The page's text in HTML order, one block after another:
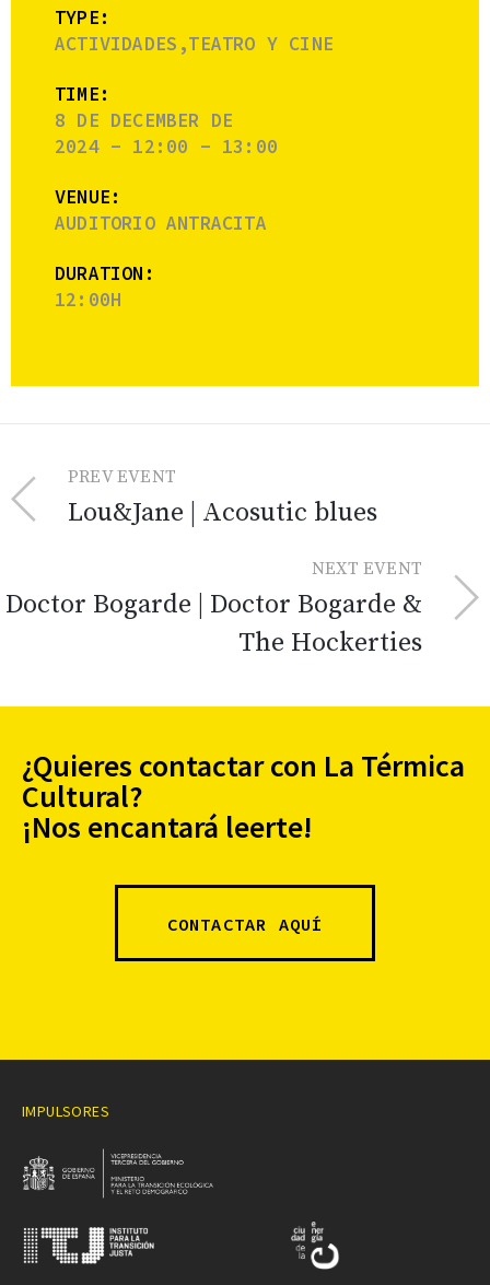
TYPE:
ACTIVIDADES,TEATRO Y CINE
TIME:
8 DE DECEMBER DE
2024 - 12:00 - 13:00
VENUE:
AUDITORIO ANTRACITA
DURATION:
12:00H
PREV EVENT
Lou&Jane | Acosutic blues
NEXT EVENT
Doctor Bogarde | Doctor Bogarde &
The Hockerties
¿Quieres contactar con La Térmica
Cultural?
¡Nos encantará leerte!
CONTACTAR AQUÍ
IMPULSORES